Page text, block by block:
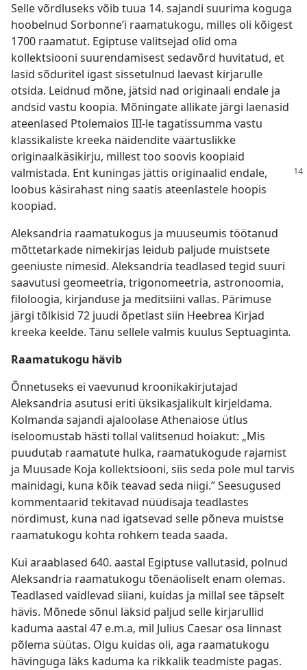
Selle võrdluseks võib tuua 14. sajandi suurima koguga
hoobelnud Sorbonne’i raamatukogu, milles oli kõigest
1700 raamatut. Egiptuse valitsejad olid oma
kollektsiooni suurendamisest sedavõrd huvitatud, et
lasid sõduritel igast sissetulnud laevast kirjarulle
otsida. Leidnud mõne, jätsid nad originaali endale ja
andsid vastu koopia. Mõningate allikate järgi laenasid
ateenlased Ptolemaios III-le tagatissumma vastu
klassikaliste kreeka näidendite väärtuslikke
originaalkäsikirju, millest too soovis koopiaid
valmistada. Ent kuningas jättis originaalid endale,
loobus käsirahast ning saatis ateenlastele hoopis
koopiad.
Aleksandria raamatukogus ja muuseumis töötanud
mõttetarkade nimekirjas leidub paljude muistsete
geeniuste nimesid. Aleksandria teadlased tegid suuri
saavutusi geomeetria, trigonomeetria, astronoomia,
filoloogia, kirjanduse ja meditsiini vallas. Pärimuse
järgi tõlkisid 72 juudi õpetlast siin Heebrea Kirjad
kreeka keelde. Tänu sellele valmis kuulus Septuaginta.
Raamatukogu hävib
Õnnetuseks ei vaevunud kroonikakirjutajad
Aleksandria asutusi eriti üksikasjalikult kirjeldama.
Kolmanda sajandi ajaloolase Athenaiose ütlus
iseloomustab hästi tollal valitsenud hoiakut: „Mis
puudutab raamatute hulka, raamatukogude rajamist
ja Muusade Koja kollektsiooni, siis seda pole mul tarvis
mainidagi, kuna kõik teavad seda niigi.” Seesugused
kommentaarid tekitavad nüüdisaja teadlastes
nördimust, kuna nad igatsevad selle põneva muistse
raamatukogu kohta rohkem teada saada.
Kui araablased 640. aastal Egiptuse vallutasid, polnud
Aleksandria raamatukogu tõenäoliselt enam olemas.
Teadlased vaidlevad siiani, kuidas ja millal see täpselt
hävis. Mõnede sõnul läksid paljud selle kirjarullid
kaduma aastal 47 e.m.a, mil Julius Caesar osa linnast
põlema süütas. Olgu kuidas oli, aga raamatukogu
hävinguga läks kaduma ka rikkalik teadmiste pagas.